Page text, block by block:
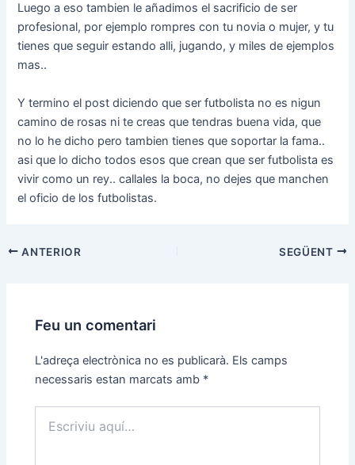
Luego a eso tambien le añadimos el sacrificio de ser
profesional, por ejemplo rompres con tu novia o mujer, y tu
tienes que seguir estando alli, jugando, y miles de ejemplos
mas..
Y termino el post diciendo que ser futbolista no es nigun
camino de rosas ni te creas que tendras buena vida, que
no lo he dicho pero tambien tienes que soportar la fama..
asi que lo dicho todos esos que crean que ser futbolista es
vivir como un rey.. callales la boca, no dejes que manchen
el oficio de los futbolistas.
Navegació
ANTERIOR SEGÜENT
Feu un comentari
L'adreça electrònica no es publicarà. Els camps
necessaris estan marcats amb *
aquí…